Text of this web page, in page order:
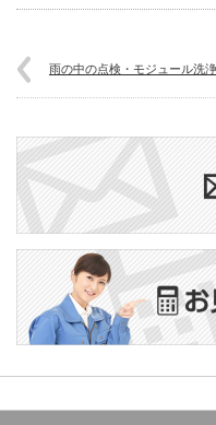
雨の中の点検・モジュール洗